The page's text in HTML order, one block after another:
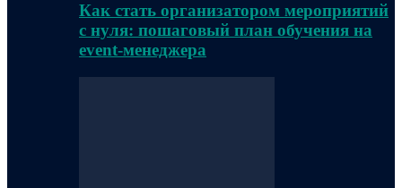
Как стать организатором мероприятий
с нуля: пошаговый план обучения на
event-менеджера